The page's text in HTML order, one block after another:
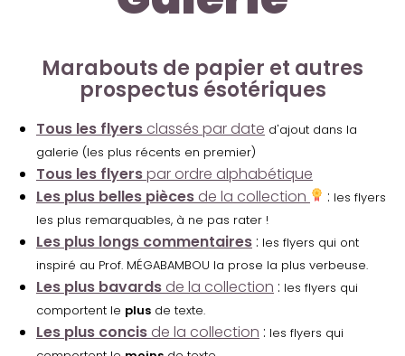
Marabouts de papier et autres
prospectus ésotériques
Tous les flyers classés par date d'ajout dans la
galerie (les plus récents en premier)
Tous les flyerspar ordre alphabétique
Les plus belles pièces de la collection : les flyers
les plus remarquables, à ne pas rater !
Les plus longs commentaires : les flyers qui ont
inspiré au Prof. MÉGABAMBOU la prose la plus verbeuse.
Les plus bavards de la collection : les flyers qui
comportent le plus de texte.
Les plus concis de la collection : les flyers qui